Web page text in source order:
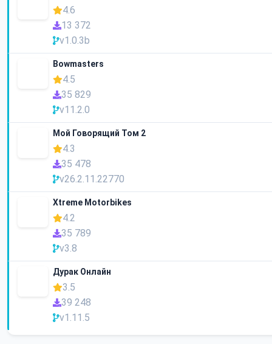
4.6
13 372
v1.0.3b
Bowmasters
4.5
35 829
v11.2.0
Мой Говорящий Том 2
4.3
35 478
v26.2.11.22770
Xtreme Motorbikes
4.2
35 789
v3.8
Дурак Онлайн
3.5
39 248
v1.11.5